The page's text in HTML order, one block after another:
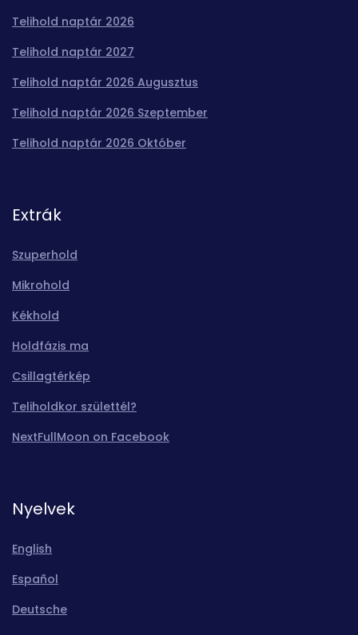
Telihold naptár 2026
Telihold naptár 2027
Telihold naptár 2026 Augusztus
Telihold naptár 2026 Szeptember
Telihold naptár 2026 Október
Extrák
Szuperhold
Mikrohold
Kékhold
Holdfázis ma
Csillagtérkép
Teliholdkor születtél?
NextFullMoon on Facebook
Nyelvek
English
Español
Deutsche